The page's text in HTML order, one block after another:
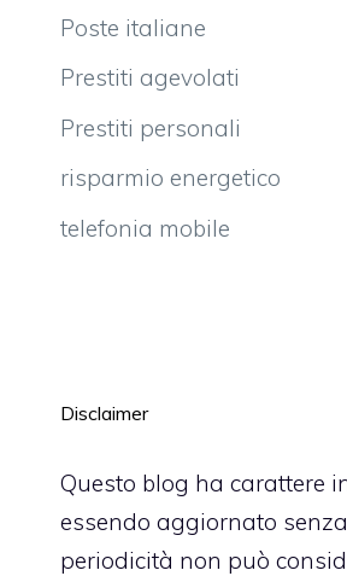
Poste italiane
Prestiti agevolati
Prestiti personali
risparmio energetico
telefonia mobile
Disclaimer
Questo blog ha carattere
essendo aggiornato
periodicità non può